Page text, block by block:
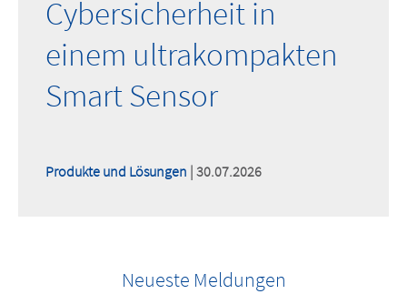
Cybersicherheit in
einem ultrakompakten
Smart Sensor
Produkte und Lösungen | 30.07.2026
Neueste Meldungen